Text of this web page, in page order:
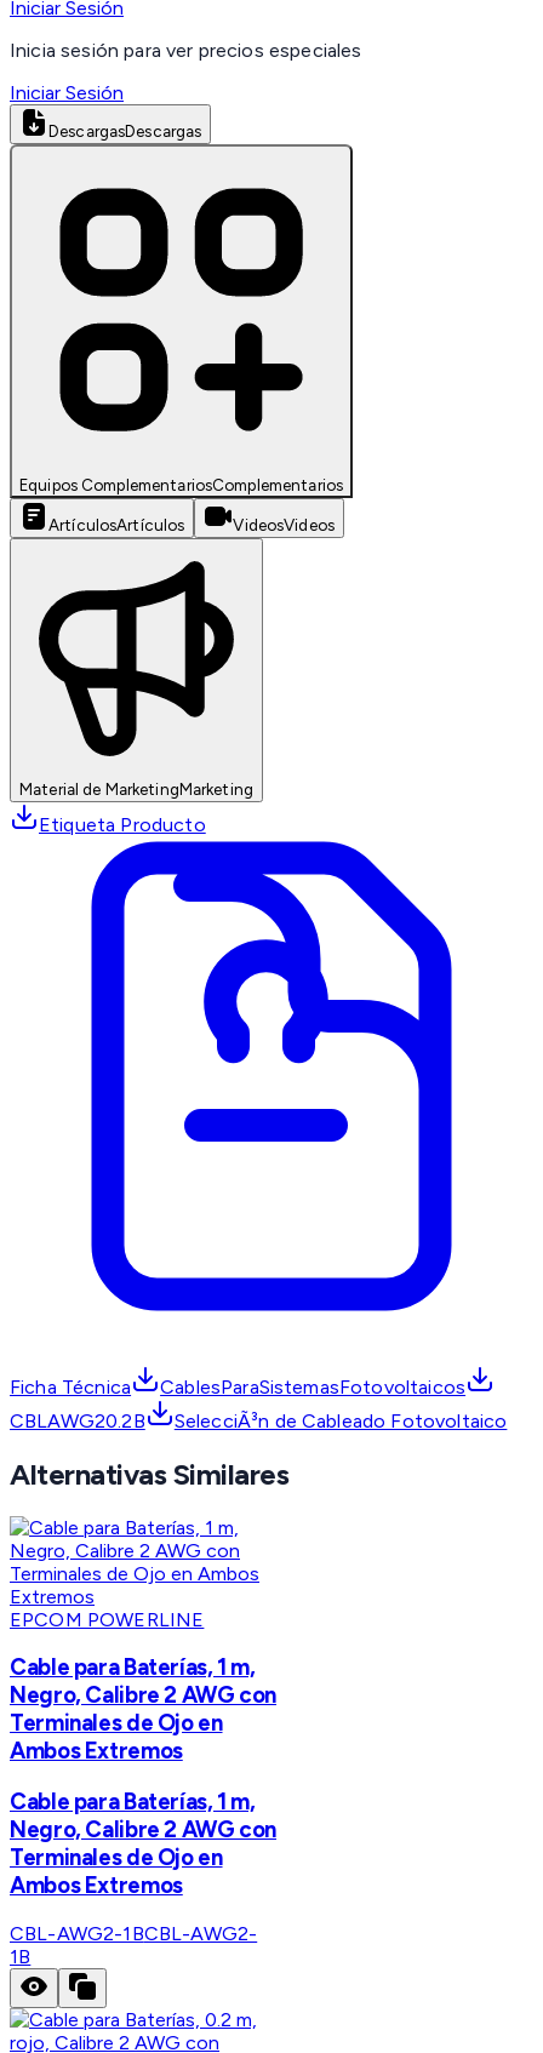
Iniciar Sesión
Inicia sesión para ver precios especiales
Iniciar Sesión
DescargasDescargas
Equipos ComplementariosComplementarios
ArtículosArtículos VideosVideos
Material de MarketingMarketing
Etiqueta Producto
Ficha Técnica
CablesParaSistemasFotovoltaicos
CBLAWG20.2B
SelecciÃ³n de Cableado Fotovoltaico
Alternativas Similares
EPCOM POWERLINE
Cable para Baterías, 1 m,
Negro, Calibre 2 AWG con
Terminales de Ojo en
Ambos Extremos
Cable para Baterías, 1 m,
Negro, Calibre 2 AWG con
Terminales de Ojo en
Ambos Extremos
CBL-AWG2-1BCBL-AWG2-
1B